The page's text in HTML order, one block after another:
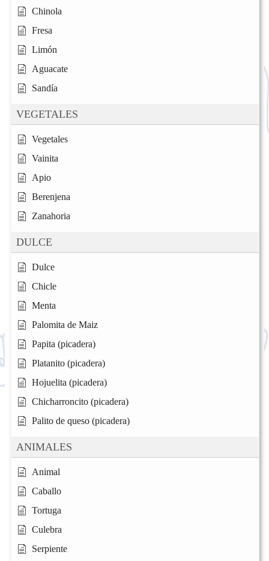
Chinola
Fresa
Limón
Aguacate
Sandía
VEGETALES
Vegetales
Vainita
Apio
Berenjena
Zanahoria
DULCE
Dulce
Chicle
Menta
Palomita de Maiz
Papita (picadera)
Platanito (picadera)
Hojuelita (picadera)
Chicharroncito (picadera)
Palito de queso (picadera)
ANIMALES
Animal
Caballo
Tortuga
Culebra
Serpiente